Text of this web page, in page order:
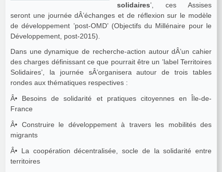
solidaires’, ces Assises
seront une journée dÂ’échanges et de réflexion sur le modèle
de développement ’post-OMD’ (Objectifs du Millénaire pour le
Développement, post-2015).
Dans une dynamique de recherche-action autour dÂ’un cahier
des charges définissant ce que pourrait être un ’label Territoires
Solidaires’, la journée sÂ’organisera autour de trois tables
rondes aux thématiques respectives :
Â• Besoins de solidarité et pratiques citoyennes en Île-de-
France
Â• Construire le développement à travers les mobilités des
migrants
Â• La coopération décentralisée, socle de la solidarité entre
territoires